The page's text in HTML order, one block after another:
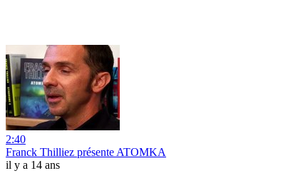
2:40
Franck Thilliez présente ATOMKA
il y a 14 ans